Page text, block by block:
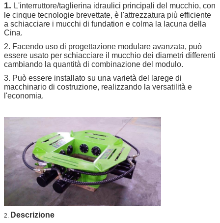
1. L'interruttore/taglierina idraulici principali del mucchio, con
le cinque tecnologie brevettate, è l'attrezzatura più efficiente
a schiacciare i mucchi di fundation e colma la lacuna della
Cina.
2. Facendo uso di progettazione modulare avanzata, può
essere usato per schiacciare il mucchio dei diametri differenti
cambiando la quantità di combinazione del modulo.
3. Può essere installato su una varietà del larege di
macchinario di costruzione, realizzando la versatilità e
l'economia.
2. Descrizione